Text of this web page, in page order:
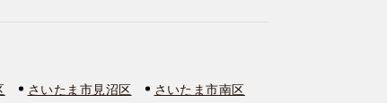
さいたま市見沼区
さいたま市南区